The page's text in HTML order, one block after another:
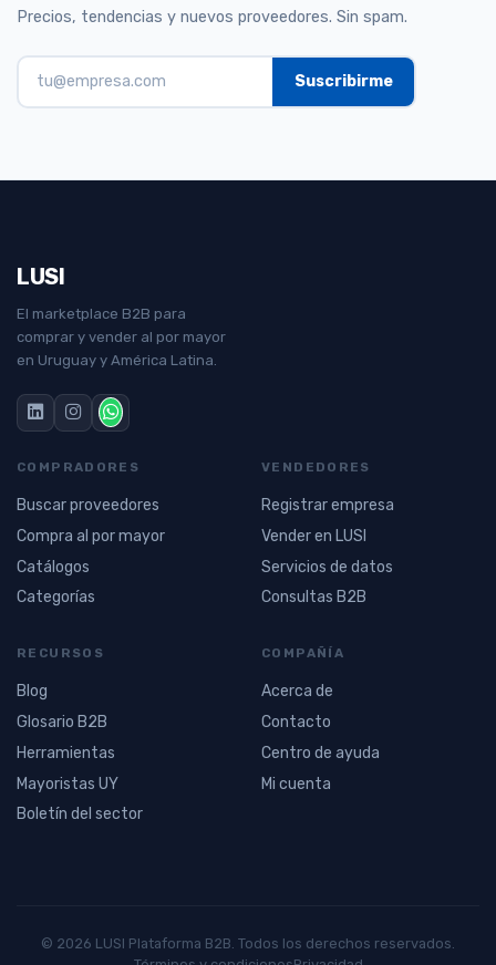
Precios, tendencias y nuevos proveedores. Sin spam.
LUSI
El marketplace B2B para
comprar y vender al por mayor
en Uruguay y América Latina.
COMPRADORES
Buscar proveedores
Compra al por mayor
Catálogos
Categorías
VENDEDORES
Registrar empresa
Vender en LUSI
Servicios de datos
Consultas B2B
RECURSOS
Blog
Glosario B2B
Herramientas
Mayoristas UY
Boletín del sector
COMPAÑÍA
Acerca de
Contacto
Centro de ayuda
Mi cuenta
© 2026 LUSI Plataforma B2B. Todos los derechos reservados.